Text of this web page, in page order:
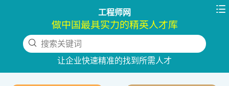
工程师网 
做中国最具实力的精英人才库
搜索关键词
让企业快速精准的找到所需人才
下拉刷新